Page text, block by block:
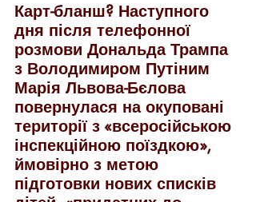
Карт-бланш? Наступного
дня після телефонної
розмови Дональда Трампа
з Володимиром Путіним
Марія Львова-Бєлова
повернулася на окуповані
території з «всеросійською
інспекційною поїздкою»,
ймовірно з метою
підготовки нових списків